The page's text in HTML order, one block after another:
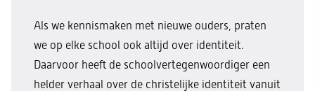
Als we kennismaken met nieuwe ouders, praten
we op elke school ook altijd over identiteit.
Daarvoor heeft de schoolvertegenwoordiger een
helder verhaal over de christelijke identiteit vanuit